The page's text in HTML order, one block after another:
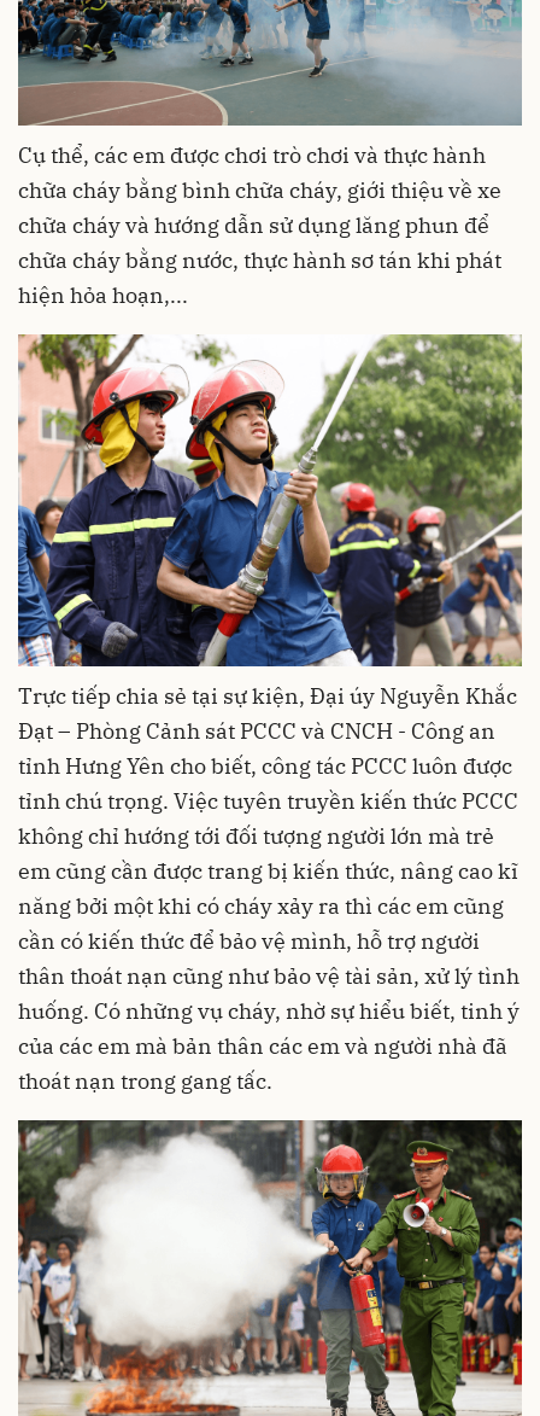
Cụ thể, các em được chơi trò chơi và thực hành
chữa cháy bằng bình chữa cháy, giới thiệu về xe
chữa cháy và hướng dẫn sử dụng lăng phun để
chữa cháy bằng nước, thực hành sơ tán khi phát
hiện hỏa hoạn,...
Trực tiếp chia sẻ tại sự kiện, Đại úy Nguyễn Khắc
Đạt – Phòng Cảnh sát PCCC và CNCH - Công an
tỉnh Hưng Yên cho biết, công tác PCCC luôn được
tỉnh chú trọng. Việc tuyên truyền kiến thức PCCC
không chỉ hướng tới đối tượng người lớn mà trẻ
em cũng cần được trang bị kiến thức, nâng cao kĩ
năng bởi một khi có cháy xảy ra thì các em cũng
cần có kiến thức để bảo vệ mình, hỗ trợ người
thân thoát nạn cũng như bảo vệ tài sản, xử lý tình
huống. Có những vụ cháy, nhờ sự hiểu biết, tinh ý
của các em mà bản thân các em và người nhà đã
thoát nạn trong gang tấc.